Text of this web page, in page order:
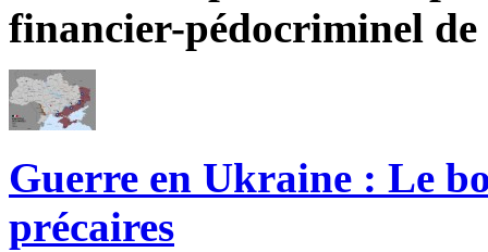
financier-pédocriminel
Guerre en Ukraine : Le
précaires